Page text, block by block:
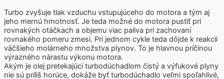
Turbo zvyšuje tlak vzduchu vstupujúceho do motora a tým aj
jeho mernú hmotnosť. Je teda možné do motora pustiť pri
rovnakých otáčkach a objemu viac paliva pri zachovaní
rovnakého pomeru zmesi. Pri jednom cykle teda dôjde k reakcii
väčšieho molárneho množstva plynov. To je hlavnou príčinou
výrazného nárastu výkonu motora.
Akým je olej pretekajúci turbodúchadlom čistý a výfukové plyny
nie sú príliš horúce, dokáže byť turbodúchadlo veľmi spoľahlivé,